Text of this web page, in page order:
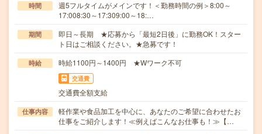
時間
週5フルタイムがメインです！＜勤務時間の例＞8:00～
17:008:30～17:309:00～18:…
期間
即日～長期 ★応募から「最短2日後」に勤務OK！スター
ト日はご相談ください。★急募です！
時給 時給1100円～1400円 ★Wワーク不可
交通費
交通費全額支給
仕事内容
軽作業や食品加工を中心に、あなたのご希望に合わせたお
仕事をご紹介します！≪例えばこんなお仕事も！≫【…